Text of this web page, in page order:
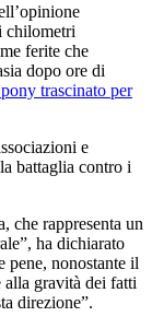
chilometri
ferite che
dopo ore di
trascinato per
e
battaglia contro i
che rappresenta un
ha dichiarato
pene, nonostante il
alla gravità dei fatti
direzione”.